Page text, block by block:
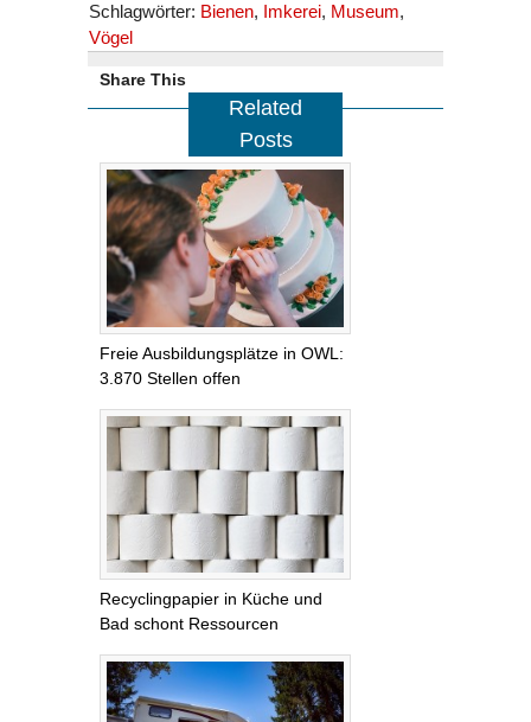
Schlagwörter: Bienen, Imkerei, Museum,
Vögel
Share This
Related
Posts
Freie Ausbildungsplätze in OWL:
3.870 Stellen offen
Recyclingpapier in Küche und
Bad schont Ressourcen